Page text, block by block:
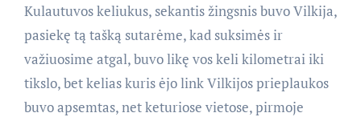
Kulautuvos keliukus, sekantis žingsnis buvo Vilkija,
pasiekę tą tašką sutarėme, kad suksimės ir
važiuosime atgal, buvo likę vos keli kilometrai iki
tikslo, bet kelias kuris ėjo link Vilkijos prieplaukos
buvo apsemtas, net keturiose vietose, pirmoje